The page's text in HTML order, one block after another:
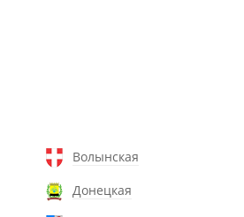
Волынская
Донецкая